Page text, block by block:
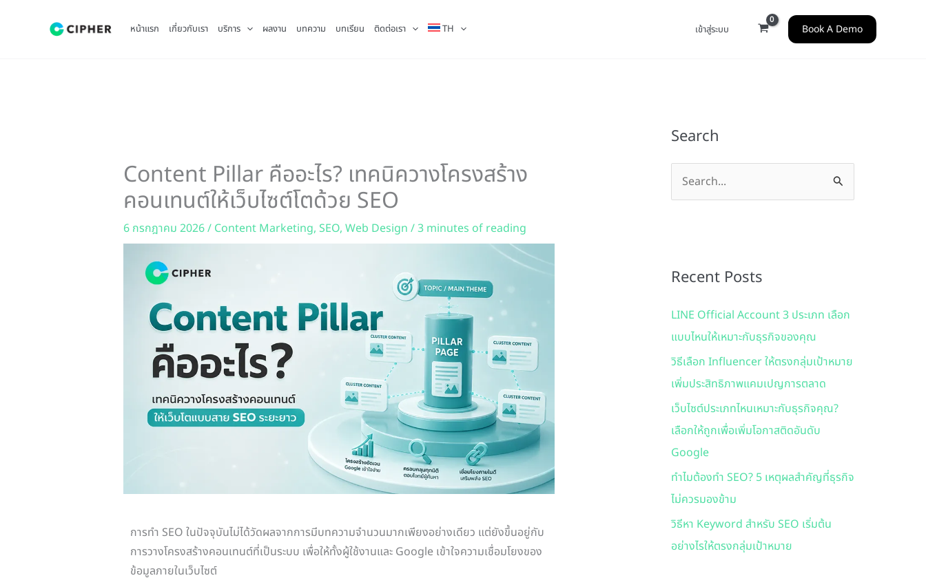
หน้าแรก เกี่ยวกับเรา บริการ ผลงาน บทความ บทเรียน ติดต่อเรา TH เข้าสู่ระบบ Book A Demo
Content Pillar คืออะไร? เทคนิควางโครงสร้าง
คอนเทนต์ให้เว็บไซต์โตด้วย SEO
6 กรกฎาคม 2026/ Content Marketing, SEO, Web Design /3 minutes of reading
การทำ SEO ในปัจจุบันไม่ได้วัดผลจากการมีบทความจำนวนมากเพียงอย่างเดียว แต่ยังขึ้นอยู่กับ
การวางโครงสร้างคอนเทนต์ที่เป็นระบบ เพื่อให้ทั้งผู้ใช้งานและ Google เข้าใจความเชื่อมโยงของ
ข้อมูลภายในเว็บไซต์
Search
e
c
f
o
r
:
Recent Posts
LINE Official Account 3 ประเภท เลือก
แบบไหนให้เหมาะกับธุรกิจของคุณ
วิธีเลือก Influencer ให้ตรงกลุ่มเป้าหมาย
เพิ่มประสิทธิภาพแคมเปญการตลาด
เว็บไซต์ประเภทไหนเหมาะกับธุรกิจคุณ?
เลือกให้ถูกเพื่อเพิ่มโอกาสติดอันดับ
Google
ทำไมต้องทำ SEO? 5 เหตุผลสำคัญที่ธุรกิจ
ไม่ควรมองข้าม
วิธีหา Keyword สำหรับ SEO เริ่มต้น
อย่างไรให้ตรงกลุ่มเป้าหมาย